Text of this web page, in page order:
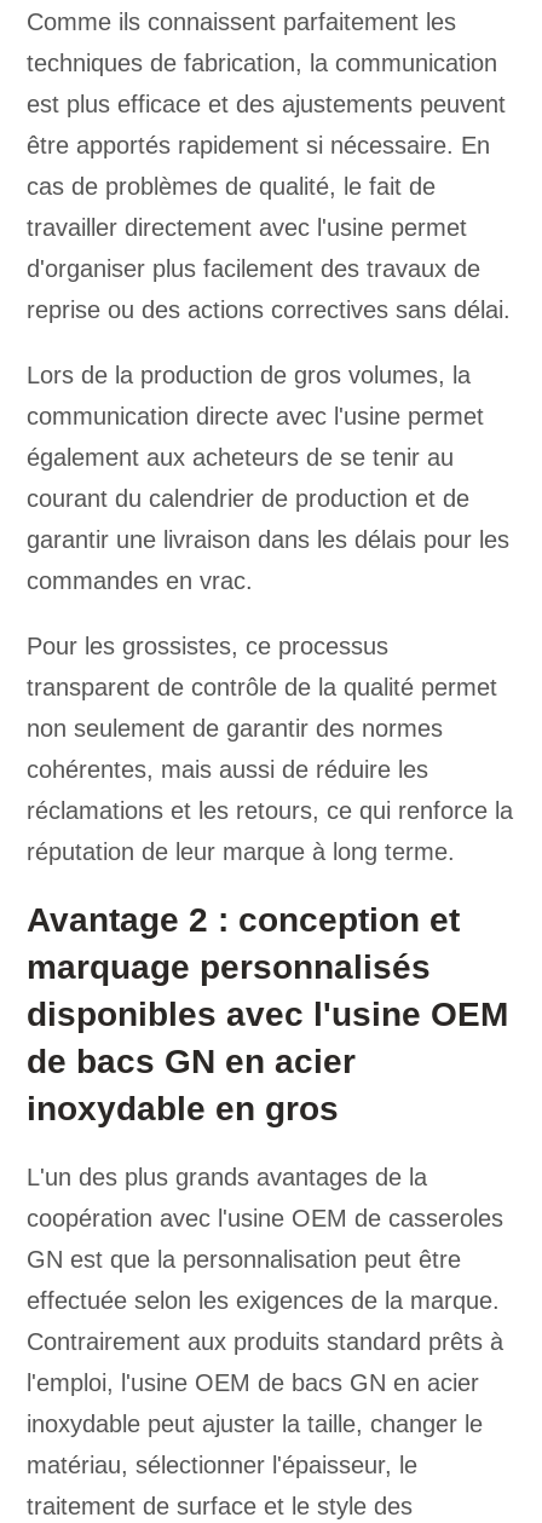
Comme ils connaissent parfaitement les
techniques de fabrication, la communication
est plus efficace et des ajustements peuvent
être apportés rapidement si nécessaire. En
cas de problèmes de qualité, le fait de
travailler directement avec l'usine permet
d'organiser plus facilement des travaux de
reprise ou des actions correctives sans délai.
Lors de la production de gros volumes, la
communication directe avec l'usine permet
également aux acheteurs de se tenir au
courant du calendrier de production et de
garantir une livraison dans les délais pour les
commandes en vrac.
Pour les grossistes, ce processus
transparent de contrôle de la qualité permet
non seulement de garantir des normes
cohérentes, mais aussi de réduire les
réclamations et les retours, ce qui renforce la
réputation de leur marque à long terme.
Avantage 2 : conception et
marquage personnalisés
disponibles avec l'usine OEM
de bacs GN en acier
inoxydable en gros
L'un des plus grands avantages de la
coopération avec l'usine OEM de casseroles
GN est que la personnalisation peut être
effectuée selon les exigences de la marque.
Contrairement aux produits standard prêts à
l'emploi, l'usine OEM de bacs GN en acier
inoxydable peut ajuster la taille, changer le
matériau, sélectionner l'épaisseur, le
traitement de surface et le style des